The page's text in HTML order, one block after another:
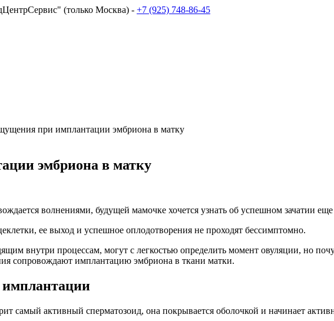
(только Москва) - +7 (925) 748-86-45
при имплантации эмбриона в матку
эмбриона в матку
волнениями, будущей мамочке хочется узнать об успешном зачатии
ее выход и успешное оплодотворения не проходят бессимптомно.
внутри процессам, могут с легкостью определить момент овуляции, но
сопровождают имплантацию эмбриона в ткани матки.
имплантации
самый активный сперматозоид, она покрывается оболочкой и начинает